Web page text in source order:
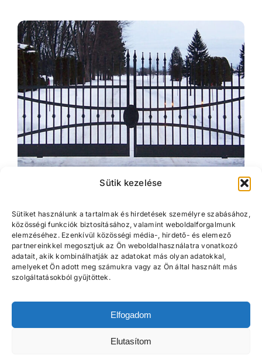
Sütik kezelése
Sütiket használunk a tartalmak és hirdetések személyre szabásához,
közösségi funkciók biztosításához, valamint weboldalforgalmunk
elemzéséhez. Ezenkívül közösségi média-, hirdető- és elemező
partnereinkkel megosztjuk az Ön weboldalhasználatra vonatkozó
adatait, akik kombinálhatják az adatokat más olyan adatokkal,
amelyeket Ön adott meg számukra vagy az Ön által használt más
szolgáltatásokból gyűjtöttek.
Elfogadom
Elutasítom
Téli karbantartás